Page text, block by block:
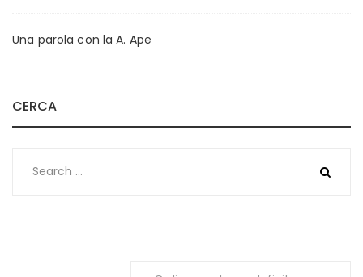
Una parola con la A. Ape
CERCA